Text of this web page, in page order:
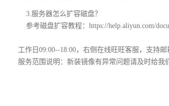
3.服务器怎么扩容磁盘？
参考磁盘扩容教程：https://help.aliyun.com/
工作日09:00--18:00，右侧在线旺旺客服，支持邮
服务范围说明：新装镜像有异常问题请及时给